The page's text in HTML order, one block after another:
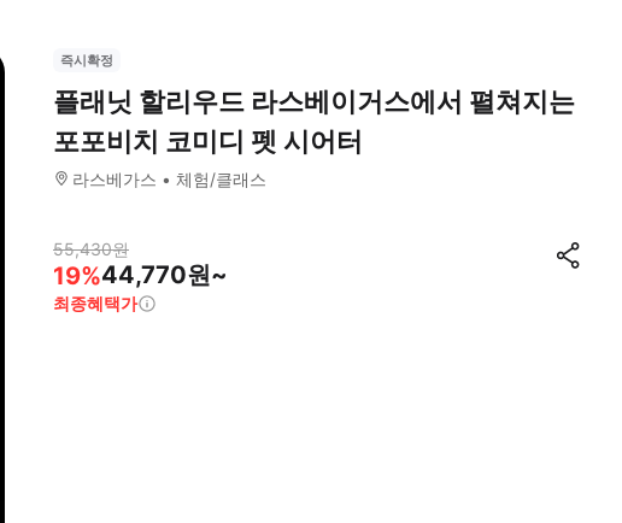
즉시확정
플래닛 할리우드 라스베이거스에서 펼쳐지는
포포비치 코미디 펫 시어터
라스베가스 체험/클래스
55,430원
19%44,770원~
최종혜택가